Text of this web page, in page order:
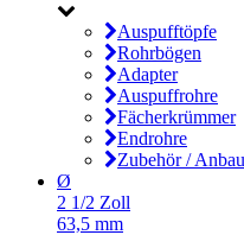
Auspufftöpfe
Rohrbögen
Adapter
Auspuffrohre
Fächerkrümmer
Endrohre
Zubehör /
Ø
2 1/2 Zoll
63,5 mm